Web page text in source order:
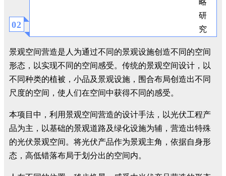
02
景观空间营造是人为通过不同的景观设施创造不同的空间
形态，以实现不同的空间感受。传统的景观空间设计，以
不同种类的植被，小品及景观设施，围合布局创造出不同
尺度的空间，使人们在空间中获得不同的感受。
本项目中，利用景观空间营造的设计手法，以光伏工程产
品为主，以基础的景观道路及绿化设施为辅，营造出特殊
的光伏景观空间。将光伏产品作为景观主角，依据自身形
态，高低错落布局于划分出的空间内。